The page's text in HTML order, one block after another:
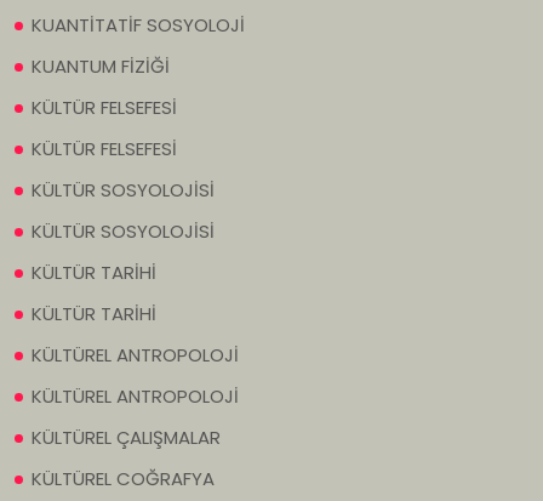
KUANTİTATİF SOSYOLOJİ
KUANTUM FİZİĞİ
KÜLTÜR FELSEFESİ
KÜLTÜR FELSEFESİ
KÜLTÜR SOSYOLOJİSİ
KÜLTÜR SOSYOLOJİSİ
KÜLTÜR TARİHİ
KÜLTÜR TARİHİ
KÜLTÜREL ANTROPOLOJİ
KÜLTÜREL ANTROPOLOJİ
KÜLTÜREL ÇALIŞMALAR
KÜLTÜREL COĞRAFYA